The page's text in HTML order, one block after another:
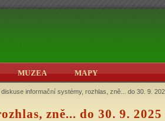
MUZEA MAPY
informační systémy, rozhlas, zně... do 30. 9.
zně... do 30. 9. 2025